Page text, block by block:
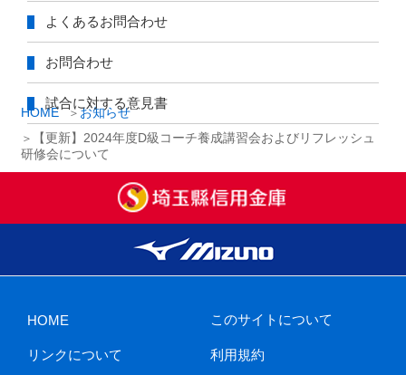
HOME
お知らせ
【更新】2024年度D級コーチ養成講習会およびリフレッシュ
研修会について
よくあるお問合わせ
お問合わせ
試合に対する意見書
HOME このサイトについて
リンクについて 利用規約